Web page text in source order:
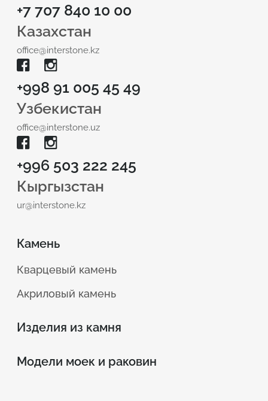
+7 707 840 10 00
Казахстан
office@interstone.kz
+998 91 005 45 49
Узбекистан
office@interstone.uz
+996 503 222 245
Кыргызстан
ur@interstone.kz
Камень
Кварцевый камень
Акриловый камень
Изделия из камня
Модели моек и раковин